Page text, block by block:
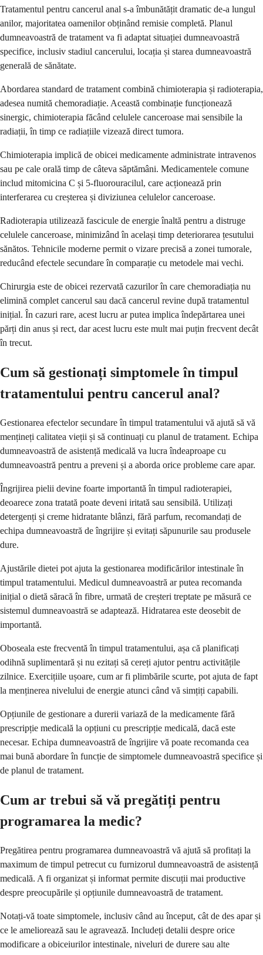
Tratamentul pentru cancerul anal s-a îmbunătățit dramatic de-a lungul
anilor, majoritatea oamenilor obținând remisie completă. Planul
dumneavoastră de tratament va fi adaptat situației dumneavoastră
specifice, inclusiv stadiul cancerului, locația și starea dumneavoastră
generală de sănătate.
Abordarea standard de tratament combină chimioterapia și radioterapia,
adesea numită chemoradiație. Această combinație funcționează
sinergic, chimioterapia făcând celulele canceroase mai sensibile la
radiații, în timp ce radiațiile vizează direct tumora.
Chimioterapia implică de obicei medicamente administrate intravenos
sau pe cale orală timp de câteva săptămâni. Medicamentele comune
includ mitomicina C și 5-fluorouracilul, care acționează prin
interferarea cu creșterea și diviziunea celulelor canceroase.
Radioterapia utilizează fascicule de energie înaltă pentru a distruge
celulele canceroase, minimizând în același timp deteriorarea țesutului
sănătos. Tehnicile moderne permit o vizare precisă a zonei tumorale,
reducând efectele secundare în comparație cu metodele mai vechi.
Chirurgia este de obicei rezervată cazurilor în care chemoradiația nu
elimină complet cancerul sau dacă cancerul revine după tratamentul
inițial. În cazuri rare, acest lucru ar putea implica îndepărtarea unei
părți din anus și rect, dar acest lucru este mult mai puțin frecvent decât
în trecut.
Cum să gestionați simptomele în timpul
tratamentului pentru cancerul anal?
Gestionarea efectelor secundare în timpul tratamentului vă ajută să vă
mențineți calitatea vieții și să continuați cu planul de tratament. Echipa
dumneavoastră de asistență medicală va lucra îndeaproape cu
dumneavoastră pentru a preveni și a aborda orice probleme care apar.
Îngrijirea pielii devine foarte importantă în timpul radioterapiei,
deoarece zona tratată poate deveni iritată sau sensibilă. Utilizați
detergenți și creme hidratante blânzi, fără parfum, recomandați de
echipa dumneavoastră de îngrijire și evitați săpunurile sau produsele
dure.
Ajustările dietei pot ajuta la gestionarea modificărilor intestinale în
timpul tratamentului. Medicul dumneavoastră ar putea recomanda
inițial o dietă săracă în fibre, urmată de creșteri treptate pe măsură ce
sistemul dumneavoastră se adaptează. Hidratarea este deosebit de
importantă.
Oboseala este frecventă în timpul tratamentului, așa că planificați
odihnă suplimentară și nu ezitați să cereți ajutor pentru activitățile
zilnice. Exercițiile ușoare, cum ar fi plimbările scurte, pot ajuta de fapt
la menținerea nivelului de energie atunci când vă simțiți capabili.
Opțiunile de gestionare a durerii variază de la medicamente fără
prescripție medicală la opțiuni cu prescripție medicală, dacă este
necesar. Echipa dumneavoastră de îngrijire vă poate recomanda cea
mai bună abordare în funcție de simptomele dumneavoastră specifice și
de planul de tratament.
Cum ar trebui să vă pregătiți pentru
programarea la medic?
Pregătirea pentru programarea dumneavoastră vă ajută să profitați la
maximum de timpul petrecut cu furnizorul dumneavoastră de asistență
medicală. A fi organizat și informat permite discuții mai productive
despre preocupările și opțiunile dumneavoastră de tratament.
Notați-vă toate simptomele, inclusiv când au început, cât de des apar și
ce le ameliorează sau le agravează. Includeți detalii despre orice
modificare a obiceiurilor intestinale, niveluri de durere sau alte